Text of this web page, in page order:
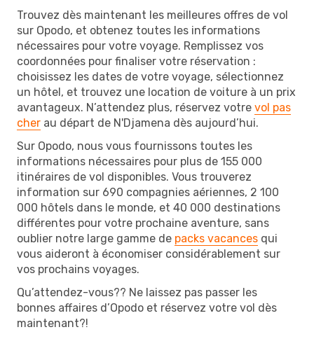
Trouvez dès maintenant les meilleures offres de vol
sur Opodo, et obtenez toutes les informations
nécessaires pour votre voyage. Remplissez vos
coordonnées pour finaliser votre réservation :
choisissez les dates de votre voyage, sélectionnez
un hôtel, et trouvez une location de voiture à un prix
avantageux. N’attendez plus, réservez votre vol pas
cher au départ de N'Djamena dès aujourd’hui.
Sur Opodo, nous vous fournissons toutes les
informations nécessaires pour plus de 155 000
itinéraires de vol disponibles. Vous trouverez
information sur 690 compagnies aériennes, 2 100
000 hôtels dans le monde, et 40 000 destinations
différentes pour votre prochaine aventure, sans
oublier notre large gamme de packs vacances qui
vous aideront à économiser considérablement sur
vos prochains voyages.
Qu’attendez-vous?? Ne laissez pas passer les
bonnes affaires d’Opodo et réservez votre vol dès
maintenant?!